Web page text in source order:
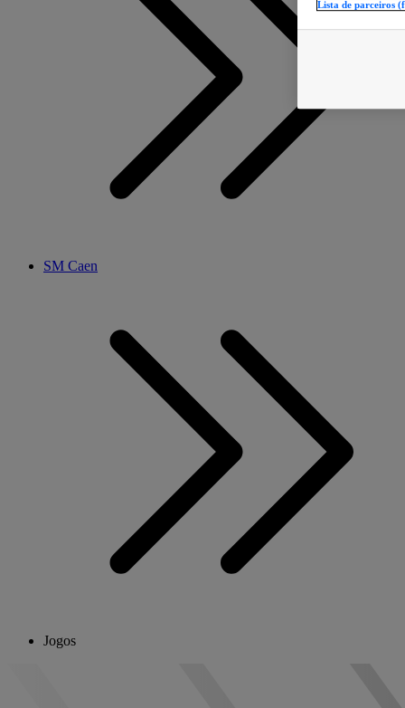
SM Caen
Jogos
Lista de parceiros